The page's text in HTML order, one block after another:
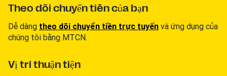
Theo dõi chuyển tiền của bạn
Dễ dàng theo dõi chuyển tiền trực tuyến và ứng dụng của
chúng tôi bằng MTCN.
Vị trí thuận tiện